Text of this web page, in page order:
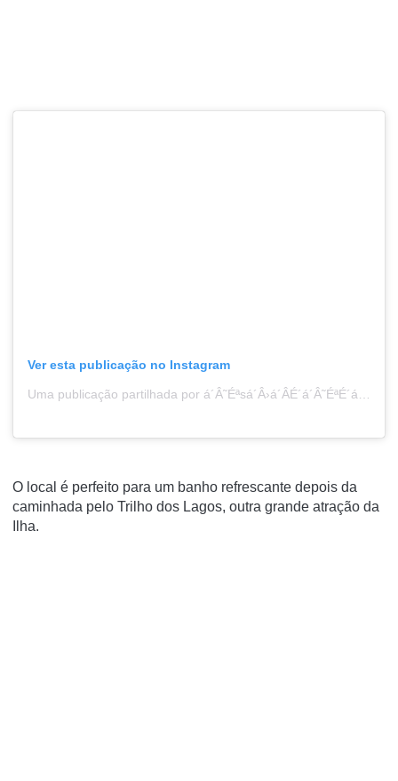
Ver esta publicação no Instagram
Uma publicação partilhada por á´Â˜Éªsá´Â›á´ÂÉ´á´Â˜ÉªÉ´á´Âœá´Â˜ âÂ–«ï¸Â Marta (@pistonpinup)
O local é perfeito para um banho refrescante depois da
caminhada pelo Trilho dos Lagos, outra grande atração da
Ilha.